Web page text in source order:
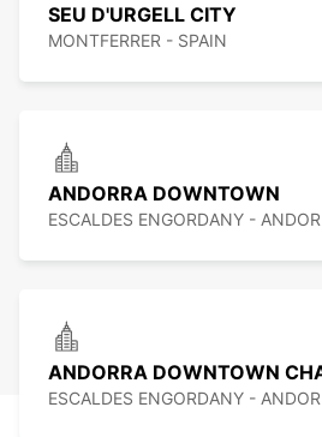
SEU D'URGELL CITY
MONTFERRER - SPAIN
ANDORRA DOWNTOWN
ESCALDES ENGORDANY -
ANDORRA DOWNTOWN
ESCALDES ENGORDANY -